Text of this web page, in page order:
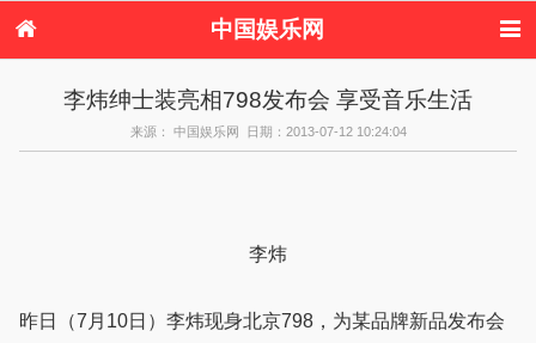
中国娱乐网
电视剧
演唱会 综艺节目
偶像活动
李炜绅士装亮相798发布会 享受音乐生活
来源： 中国娱乐网 日期：2013-07-12 10:24:04
李炜
昨日（7月10日）李炜现身北京798，为某品牌新品发布会